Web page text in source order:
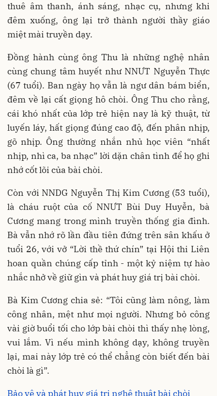
thuê âm thanh, ánh sáng, nhạc cụ, nhưng khi
đêm xuống, ông lại trở thành người thầy giáo
miệt mài truyền dạy.
Đồng hành cùng ông Thu là những nghệ nhân
cùng chung tâm huyết như NNƯT Nguyễn Thực
(67 tuổi). Ban ngày họ vẫn là ngư dân bám biển,
đêm về lại cất giọng hô chòi. Ông Thu cho rằng,
cái khó nhất của lớp trẻ hiện nay là kỹ thuật, từ
luyến láy, hất giọng đúng cao độ, đến phân nhịp,
gõ nhịp. Ông thường nhắn nhủ học viên “nhất
nhịp, nhì ca, ba nhạc” lời dặn chân tình để họ ghi
nhớ cốt lõi của bài chòi.
Còn với NNDG Nguyễn Thị Kim Cương (53 tuổi),
là cháu ruột của cố NNƯT Bùi Duy Huyễn, bà
Cương mang trong mình truyền thống gia đình.
Bà vẫn nhớ rõ lần đầu tiên đứng trên sân khấu ở
tuổi 26, với vở “Lời thề thứ chín” tại Hội thi Liên
hoan quần chúng cấp tỉnh - một kỷ niệm tự hào
nhắc nhở về giữ gìn và phát huy giá trị bài chòi.
Bà Kim Cương chia sẻ: “Tôi cũng làm nông, làm
công nhân, mệt như mọi người. Nhưng bỏ công
vài giờ buổi tối cho lớp bài chòi thì thấy nhẹ lòng,
vui lắm. Vì nếu mình không dạy, không truyền
lại, mai này lớp trẻ có thể chẳng còn biết đến bài
chòi là gì”.
Bảo vệ và phát huy giá trị nghệ thuật bài chòi